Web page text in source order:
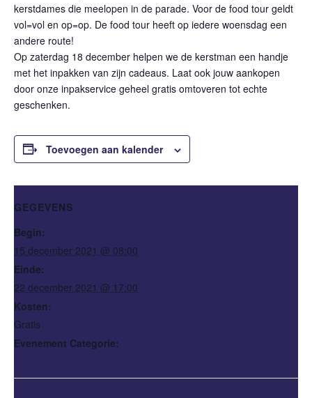
kerstdames die meelopen in de parade. Voor de food tour geldt
vol=vol en op=op. De food tour heeft op iedere woensdag een
andere route!
Op zaterdag 18 december helpen we de kerstman een handje
met het inpakken van zijn cadeaus. Laat ook jouw aankopen
door onze inpakservice geheel gratis omtoveren tot echte
geschenken.
Toevoegen aan kalender
GEGEVENS
Begin:
15 december 2021 @ 08:00
Einde:
22 december 2021 @ 17:00
Kosten:
Gratis
Evenement Categorie: